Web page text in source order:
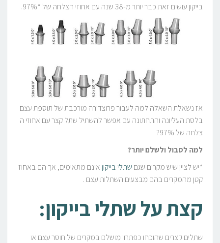
בייקון עושים זאת כבר יותר מ-38 שנה עם אחוזי הצלחה של *97%.
אז נשאלת השאלה למה לעבור פרוצדורה מורכבת של תוספת עצם
בלסת העליונה והתחתונה עם אפשר להשתיל שתל קצר עם אחוזי ה
צלחה של 97%?
למה לסבול ולשלם יותר?
*יש לציין שיש מקרים שגם שתלי בייקון אינם מתאימים, אך הם באחוז
קטן מהמקרים בהם מבצעים השתלות עצם .
קצת על שתלי בייקון:
שתלים קצרים שהוכחו כפתרון מושלם במקרים של חוסר עצם או